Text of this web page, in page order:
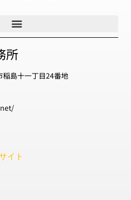
所
稲島十一丁目24番地
イト